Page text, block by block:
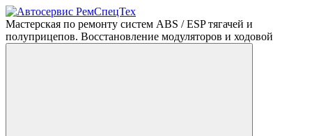
Мастерская по ремонту систем ABS / ESP тягачей и
полуприцепов. Восстановление модуляторов и ходовой